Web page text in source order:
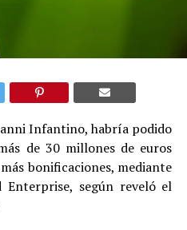
Infantino, habría podido
de 30 millones de euros
bonificaciones, mediante
según reveló el